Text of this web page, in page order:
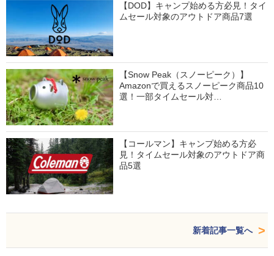
【DOD】キャンプ始める方必見！タイ
ムセール対象のアウトドア商品7選
【Snow Peak（スノーピーク）】
Amazonで買えるスノーピーク商品10
選！一部タイムセール対…
【コールマン】キャンプ始める方必
見！タイムセール対象のアウトドア商
品5選
新着記事一覧へ